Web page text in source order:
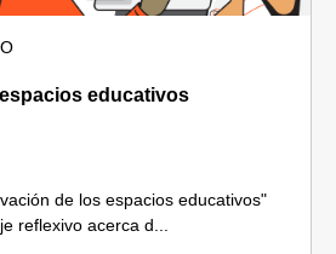
educativos
de los espacios educativos"
reflexivo acerca d...